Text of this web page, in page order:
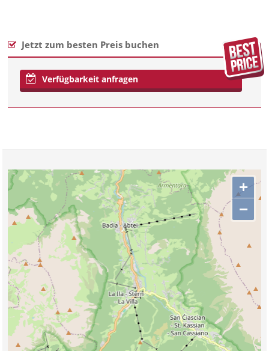
Jetzt zum besten Preis buchen
Verfügbarkeit anfragen
+
−